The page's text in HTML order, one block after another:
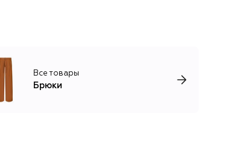
Все товары
Брюки